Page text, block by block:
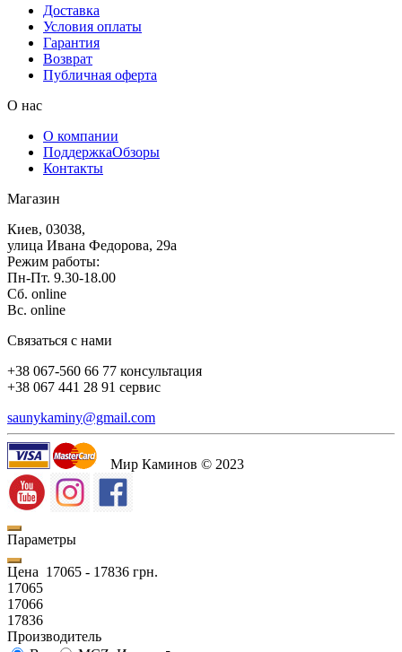
Доставка
Условия оплаты
Гарантия
Возврат
Публичная оферта
О нас
О компании
ПоддержкаОбзоры
Контакты
Магазин
Киев, 03038,
улица Ивана Федорова, 29а
Режим работы:
Пн-Пт. 9.30-18.00
Сб. online
Вс. online
Связаться с нами
+38 067-560 66 77 консультация
+38 067 441 28 91 сервис
saunykaminy@gmail.com
Мир Каминов © 2023
Параметры
Цена 17065 - 17836 грн.
17065
17066
17836
Производитель